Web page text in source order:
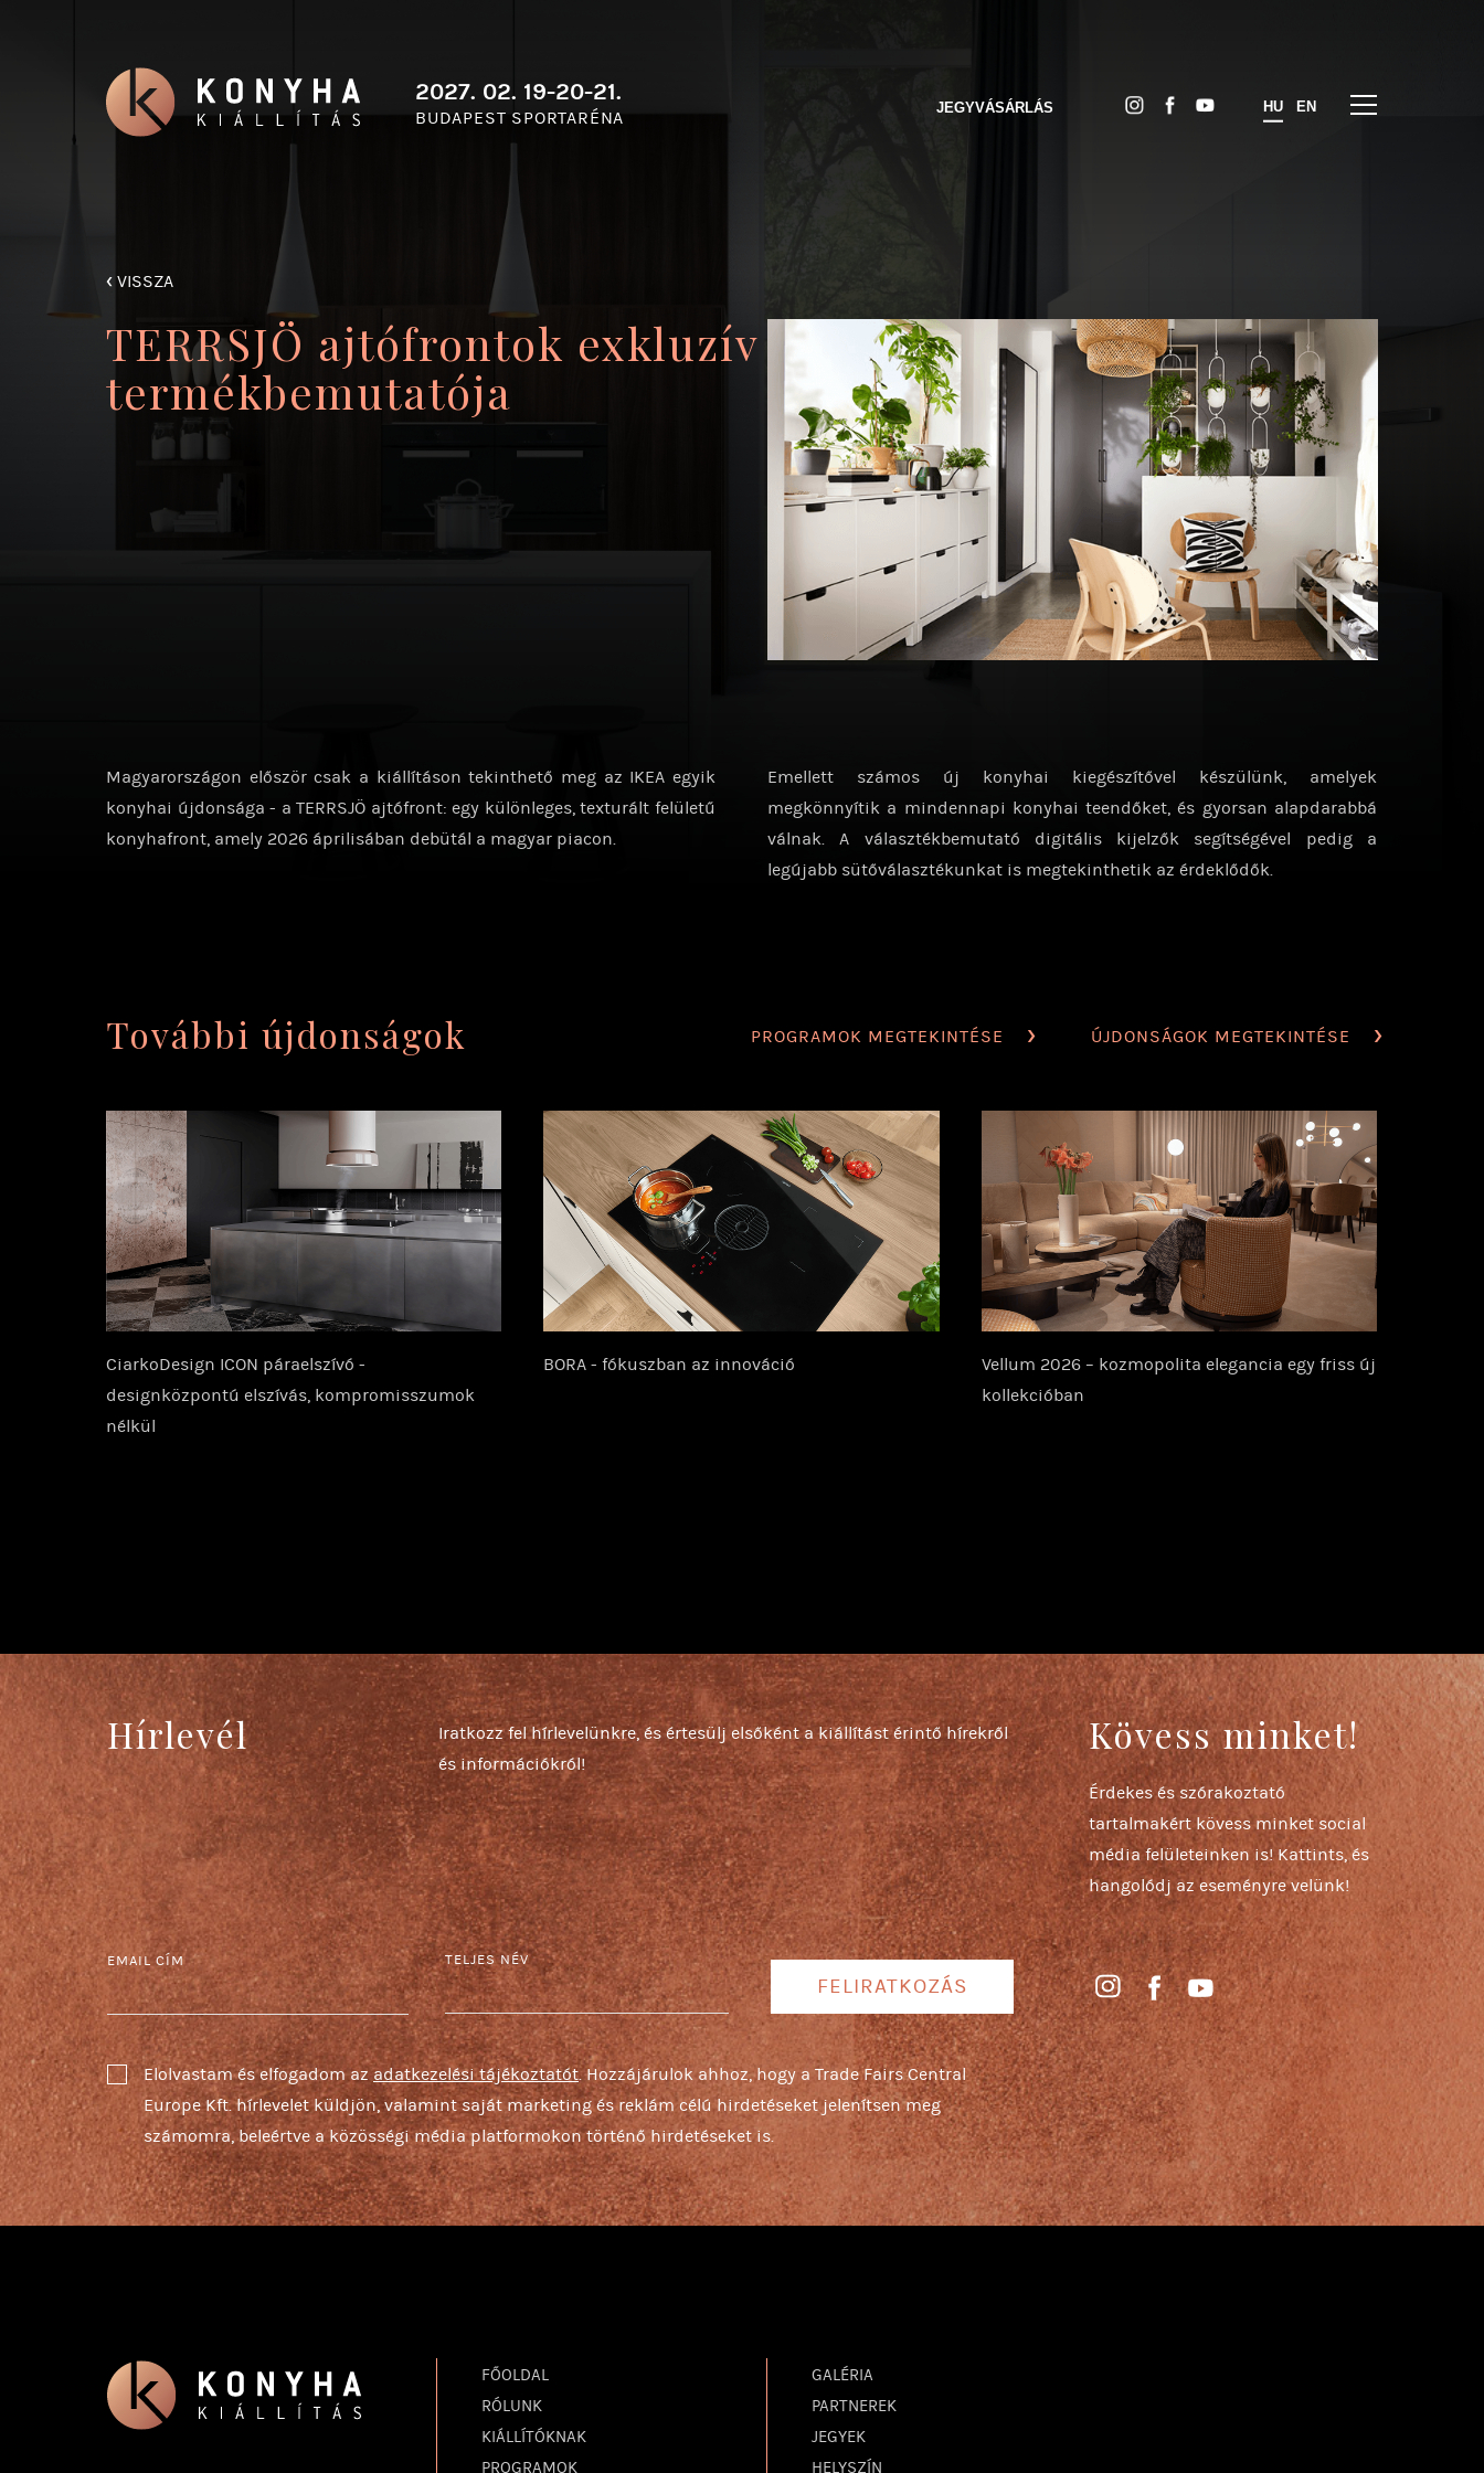
2027. 02. 19-20-21.
BUDAPEST SPORTARÉNA
JEGYVÁSÁRLÁS HU EN
‹ VISSZA
TERRSJÖ ajtófrontok exkluzív
termékbemutatója
Magyarországon először csak a kiállításon tekinthető meg az IKEA egyik
konyhai újdonsága - a TERRSJÖ ajtófront: egy különleges, texturált felületű
konyhafront, amely 2026 áprilisában debütál a magyar piacon.
Emellett számos új konyhai kiegészítővel készülünk, amelyek
megkönnyítik a mindennapi konyhai teendőket, és gyorsan alapdarabbá
válnak. A választékbemutató digitális kijelzők segítségével pedig a
legújabb sütőválasztékunkat is megtekinthetik az érdeklődők.
További újdonságok PROGRAMOK MEGTEKINTÉSE ÚJDONSÁGOK MEGTEKINTÉSE
CiarkoDesign ICON páraelszívó -
designközpontú elszívás, kompromisszumok
nélkül
BORA - fókuszban az innováció
Vellum 2026 – kozmopolita elegancia egy friss új
kollekcióban
Hírlevél
Iratkozz fel hírlevelünkre, és értesülj elsőként a kiállítást érintő hírekről
és információkról!
Kövess minket!
Érdekes és szórakoztató
tartalmakért kövess minket social
média felületeinken is! Kattints, és
hangolódj az eseményre velünk!
EMAIL CÍM TELJES NÉV
FELIRATKOZÁS
Elolvastam és elfogadom azadatkezelési tájékoztatót. Hozzájárulok ahhoz, hogy a Trade Fairs Central
Europe Kft. hírlevelet küldjön, valamint saját marketing és reklám célú hirdetéseket jelenítsen meg
számomra, beleértve a közösségi média platformokon történő hirdetéseket is.
FŐOLDAL
RÓLUNK
KIÁLLÍTÓKNAK
PROGRAMOK
GALÉRIA
PARTNEREK
JEGYEK
HELYSZÍN